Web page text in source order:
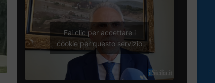
Fai clic per accettare i
cookie per questo servizio